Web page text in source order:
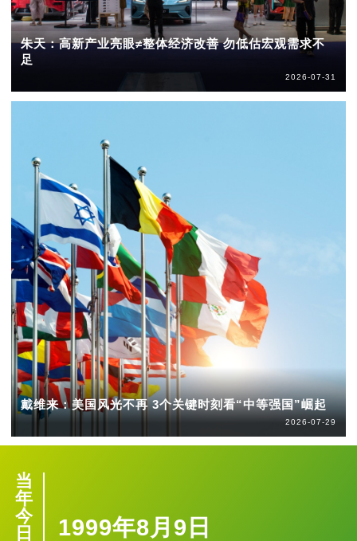
朱天：高新产业亮眼≠整体经济改善 勿低估宏观需求不
足
2026-07-31
戴维来：美国风光不再 3个关键时刻看“中等强国”崛起
2026-07-29
当
年
今
日
1999年8月9日